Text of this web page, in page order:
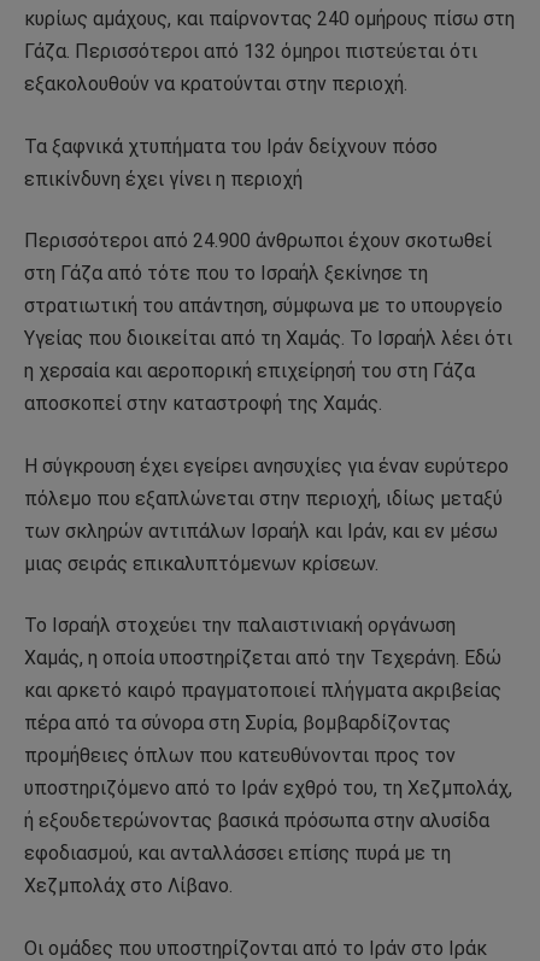
κυρίως αμάχους, και παίρνοντας 240 ομήρους πίσω στη
Γάζα. Περισσότεροι από 132 όμηροι πιστεύεται ότι
εξακολουθούν να κρατούνται στην περιοχή.
Τα ξαφνικά χτυπήματα του Ιράν δείχνουν πόσο
επικίνδυνη έχει γίνει η περιοχή
Περισσότεροι από 24.900 άνθρωποι έχουν σκοτωθεί
στη Γάζα από τότε που το Ισραήλ ξεκίνησε τη
στρατιωτική του απάντηση, σύμφωνα με το υπουργείο
Υγείας που διοικείται από τη Χαμάς. Το Ισραήλ λέει ότι
η χερσαία και αεροπορική επιχείρησή του στη Γάζα
αποσκοπεί στην καταστροφή της Χαμάς.
Η σύγκρουση έχει εγείρει ανησυχίες για έναν ευρύτερο
πόλεμο που εξαπλώνεται στην περιοχή, ιδίως μεταξύ
των σκληρών αντιπάλων Ισραήλ και Ιράν, και εν μέσω
μιας σειράς επικαλυπτόμενων κρίσεων.
Το Ισραήλ στοχεύει την παλαιστινιακή οργάνωση
Χαμάς, η οποία υποστηρίζεται από την Τεχεράνη. Εδώ
και αρκετό καιρό πραγματοποιεί πλήγματα ακριβείας
πέρα από τα σύνορα στη Συρία, βομβαρδίζοντας
προμήθειες όπλων που κατευθύνονται προς τον
υποστηριζόμενο από το Ιράν εχθρό του, τη Χεζμπολάχ,
ή εξουδετερώνοντας βασικά πρόσωπα στην αλυσίδα
εφοδιασμού, και ανταλλάσσει επίσης πυρά με τη
Χεζμπολάχ στο Λίβανο.
Οι ομάδες που υποστηρίζονται από το Ιράν στο Ιράκ